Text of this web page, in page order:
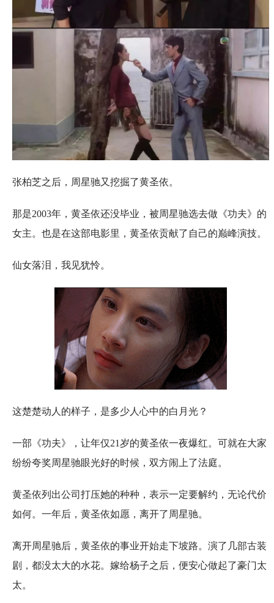
张柏芝之后，周星驰又挖掘了黄圣依。
那是2003年，黄圣依还没毕业，被周星驰选去做《功夫》的
女主。也是在这部电影里，黄圣依贡献了自己的巅峰演技。
仙女落泪，我见犹怜。
这楚楚动人的样子，是多少人心中的白月光？
一部《功夫》，让年仅21岁的黄圣依一夜爆红。可就在大家
纷纷夸奖周星驰眼光好的时候，双方闹上了法庭。
黄圣依列出公司打压她的种种，表示一定要解约，无论代价
如何。一年后，黄圣依如愿，离开了周星驰。
离开周星驰后，黄圣依的事业开始走下坡路。演了几部古装
剧，都没太大的水花。嫁给杨子之后，便安心做起了豪门太
太。